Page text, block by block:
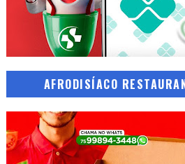
AFRODISÍACO